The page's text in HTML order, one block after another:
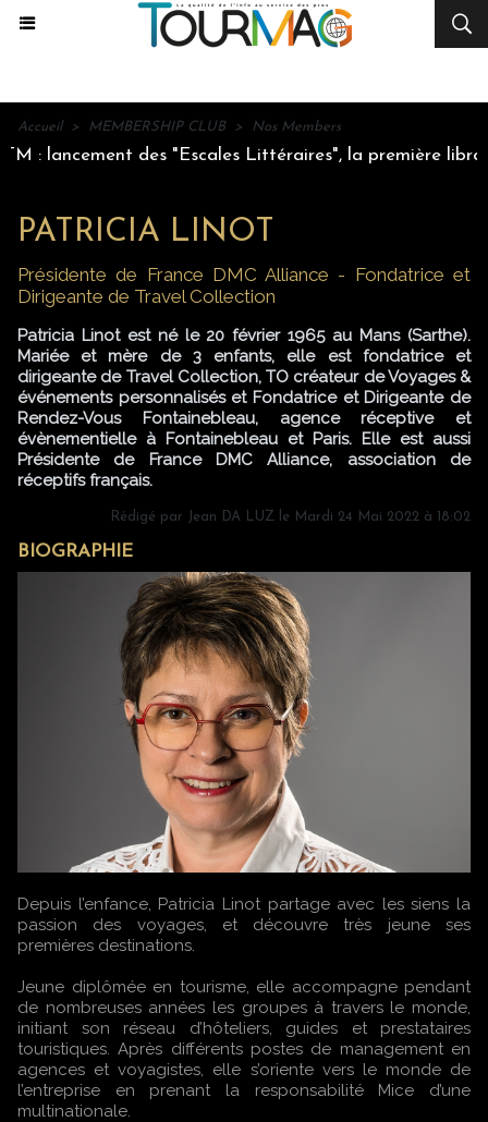
Accueil > MEMBERSHIP CLUB > Nos Members
: lancement des "Escales Littéraires", la première librairie
PATRICIA LINOT
Présidente de France DMC Alliance - Fondatrice et
Dirigeante de Travel Collection
Patricia Linot est né le 20 février 1965 au Mans (Sarthe).
Mariée et mère de 3 enfants, elle est fondatrice et
dirigeante de Travel Collection, TO créateur de Voyages &
événements personnalisés et Fondatrice et Dirigeante de
Rendez-Vous Fontainebleau, agence réceptive et
évènementielle à Fontainebleau et Paris. Elle est aussi
Présidente de France DMC Alliance, association de
réceptifs français.
Rédigé par Jean DA LUZ le Mardi 24 Mai 2022 à 18:02
BIOGRAPHIE
Depuis l’enfance, Patricia Linot partage avec les siens la
passion des voyages, et découvre très jeune ses
premières destinations.
Jeune diplômée en tourisme, elle accompagne pendant
de nombreuses années les groupes à travers le monde,
initiant son réseau d’hôteliers, guides et prestataires
touristiques. Après différents postes de management en
agences et voyagistes, elle s’oriente vers le monde de
l’entreprise en prenant la responsabilité Mice d’une
multinationale.